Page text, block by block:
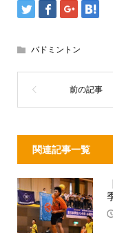
バドミントン
関連記事一覧